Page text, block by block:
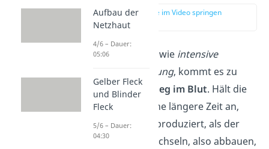
zur Stelle im Video springen
(01:49)
Durch Aktivitäten, wie intensive
sportliche Betätigung, kommt es zu
einemLaktatanstieg im Blut. Hält die
Belastung über eine längere Zeit an,
wird mehr Laktat produziert, als der
Körper verstoffwechseln, also abbauen,
Aufbau der
Netzhaut
4/6 – Dauer:
05:06
Gelber Fleck
und Blinder
Fleck
5/6 – Dauer:
04:30